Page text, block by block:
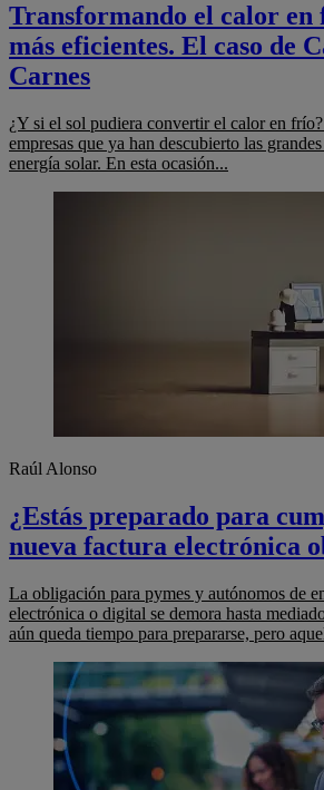
Transformando el calor en
más eficientes. El caso de
Carnes
¿Y si el sol pudiera convertir el calor en
empresas que ya han descubierto las
energía solar. En esta ocasión...
Raúl Alonso
¿Estás preparado para
nueva factura electrónica
La obligación para pymes y autónomos de
electrónica o digital se demora hasta
aún queda tiempo para prepararse, pero